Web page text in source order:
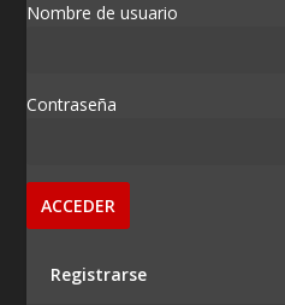
Nombre de usuario
Contraseña
Registrarse